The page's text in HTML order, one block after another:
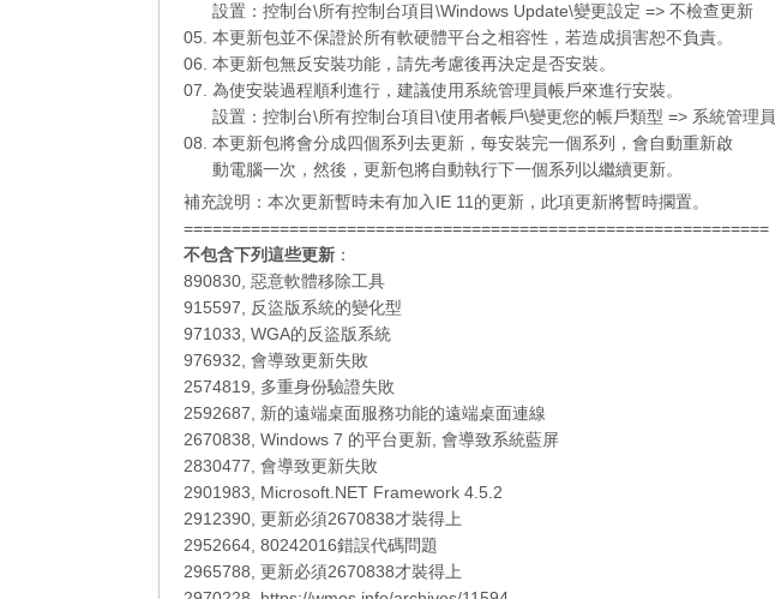
設置：控制台\所有控制台項目\Windows Update\變更設定 => 不檢查更新
05. 本更新包並不保證於所有軟硬體平台之相容性，若造成損害恕不負責。
06. 本更新包無反安裝功能，請先考慮後再決定是否安裝。
07. 為使安裝過程順利進行，建議使用系統管理員帳戶來進行安裝。
設置：控制台\所有控制台項目\使用者帳戶\變更您的帳戶類型 => 系統管理員
08. 本更新包將會分成四個系列去更新，每安裝完一個系列，會自動重新啟
動電腦一次，然後，更新包將自動執行下一個系列以繼續更新。
補充說明：本次更新暫時未有加入IE 11的更新，此項更新將暫時擱置。
=============================================================
不包含下列這些更新 ：
890830, 惡意軟體移除工具
915597, 反盜版系統的變化型
971033, WGA的反盜版系統
976932, 會導致更新失敗
2574819, 多重身份驗證失敗
2592687, 新的遠端桌面服務功能的遠端桌面連線
2670838, Windows 7 的平台更新, 會導致系統藍屏
2830477, 會導致更新失敗
2901983, Microsoft.NET Framework 4.5.2
2912390, 更新必須2670838才裝得上
2952664, 80242016錯誤代碼問題
2965788, 更新必須2670838才裝得上